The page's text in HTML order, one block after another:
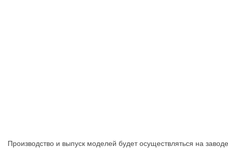
Производство и выпуск моделей будет осуществляться на